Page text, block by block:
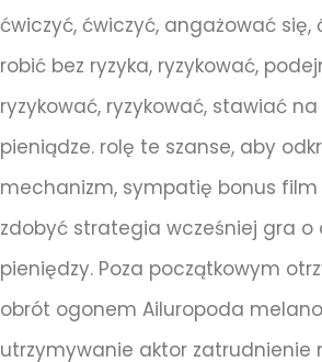
ćwiczyć, ćwiczyć, angażować się,
robić bez ryzyka, ryzykować,
ryzykować, ryzykować, stawiać
pieniądze. rolę te szanse, aby
mechanizm, sympatię bonus
zdobyć strategia wcześniej gra o
pieniędzy. Poza początkowym
obrót ogonem Ailuropoda
utrzymywanie aktor zatrudnienie